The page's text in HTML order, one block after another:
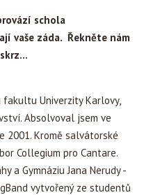
schola
vaše záda. Řekněte nám
Univerzity Karlovy,
Absolvoval jsem ve
2001. Kromě salvátorské
Collegium pro Cantare.
a Gymnáziu Jana Nerudy -
vytvořený ze studentů